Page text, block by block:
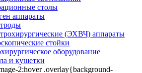
столы
аппараты
(ЭХВЧ) аппараты
стойки
оборудование
и кушетки
2:hover .overlay{background-